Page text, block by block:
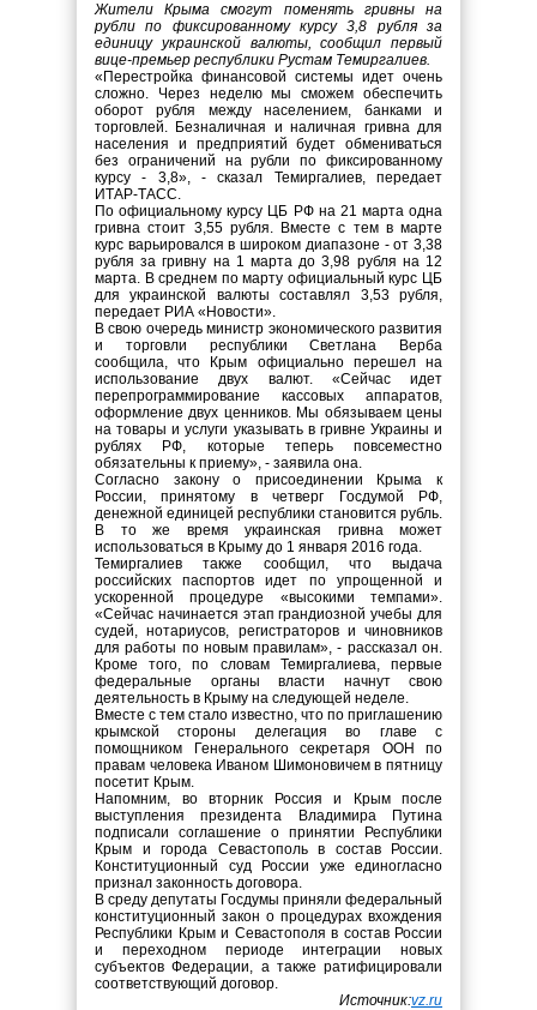
Жители Крыма смогут поменять гривны на
рубли по фиксированному курсу 3,8 рубля за
единицу украинской валюты, сообщил первый
вице-премьер республики Рустам Темиргалиев.
«Перестройка финансовой системы идет очень
сложно. Через неделю мы сможем обеспечить
оборот рубля между населением, банками и
торговлей. Безналичная и наличная гривна для
населения и предприятий будет обмениваться
без ограничений на рубли по фиксированному
курсу - 3,8», - сказал Темиргалиев, передает
ИТАР-ТАСС.
По официальному курсу ЦБ РФ на 21 марта одна
гривна стоит 3,55 рубля. Вместе с тем в марте
курс варьировался в широком диапазоне - от 3,38
рубля за гривну на 1 марта до 3,98 рубля на 12
марта. В среднем по марту официальный курс ЦБ
для украинской валюты составлял 3,53 рубля,
передает РИА «Новости».
В свою очередь министр экономического развития
и торговли республики Светлана Верба
сообщила, что Крым официально перешел на
использование двух валют. «Сейчас идет
перепрограммирование кассовых аппаратов,
оформление двух ценников. Мы обязываем цены
на товары и услуги указывать в гривне Украины и
рублях РФ, которые теперь повсеместно
обязательны к приему», - заявила она.
Согласно закону о присоединении Крыма к
России, принятому в четверг Госдумой РФ,
денежной единицей республики становится рубль.
В то же время украинская гривна может
использоваться в Крыму до 1 января 2016 года.
Темиргалиев также сообщил, что выдача
российских паспортов идет по упрощенной и
ускоренной процедуре «высокими темпами».
«Сейчас начинается этап грандиозной учебы для
судей, нотариусов, регистраторов и чиновников
для работы по новым правилам», - рассказал он.
Кроме того, по словам Темиргалиева, первые
федеральные органы власти начнут свою
деятельность в Крыму на следующей неделе.
Вместе с тем стало известно, что по приглашению
крымской стороны делегация во главе с
помощником Генерального секретаря ООН по
правам человека Иваном Шимоновичем в пятницу
посетит Крым.
Напомним, во вторник Россия и Крым после
выступления президента Владимира Путина
подписали соглашение о принятии Республики
Крым и города Севастополь в состав России.
Конституционный суд России уже единогласно
признал законность договора.
В среду депутаты Госдумы приняли федеральный
конституционный закон о процедурах вхождения
Республики Крым и Севастополя в состав России
и переходном периоде интеграции новых
субъектов Федерации, а также ратифицировали
соответствующий договор.
Источник:vz.ru